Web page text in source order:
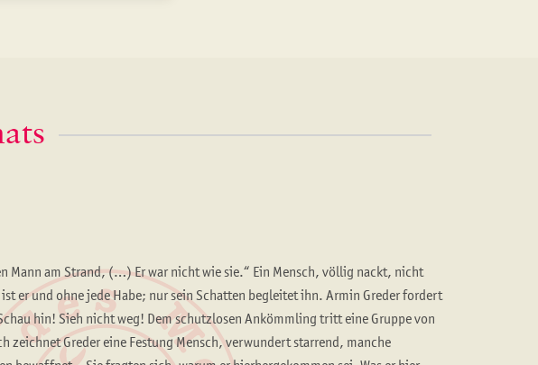
Mann am Strand, (…) Er war nicht wie sie.“ Ein Mensch, völlig nackt, nicht
er und ohne jede Habe; nur sein Schatten begleitet ihn. Armin Greder fordert
hin! Sieh nicht weg! Dem schutzlosen Ankömmling tritt eine Gruppe von
zeichnet Greder eine Festung Mensch, verwundert starrend, manche